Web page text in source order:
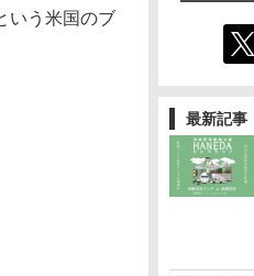
最新記事
いう米国のブ